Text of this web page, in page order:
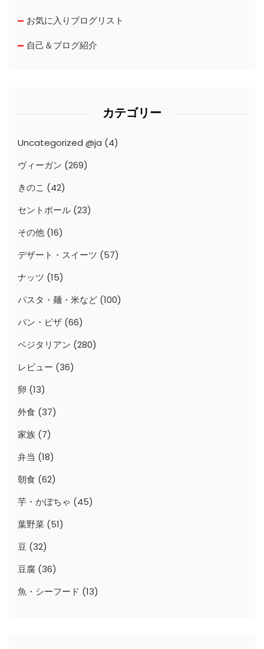
お気に入りブログリスト
自己＆ブログ紹介
カテゴリー
Uncategorized @ja (4)
ヴィーガン (269)
きのこ (42)
セントポール (23)
その他 (16)
デザート・スイーツ (57)
ナッツ (15)
パスタ・麺・米など (100)
パン・ピザ (66)
ベジタリアン (280)
レビュー (36)
卵 (13)
外食 (37)
家族 (7)
弁当 (18)
朝食 (62)
芋・かぼちゃ (45)
葉野菜 (51)
豆 (32)
豆腐 (36)
魚・シーフード (13)